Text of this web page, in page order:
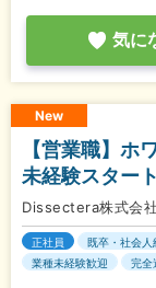
気に
New
【営業職】ホ
未経験スター
Dissectera株式会社
正社員 既卒・社会人
業種未経験歓迎
完全